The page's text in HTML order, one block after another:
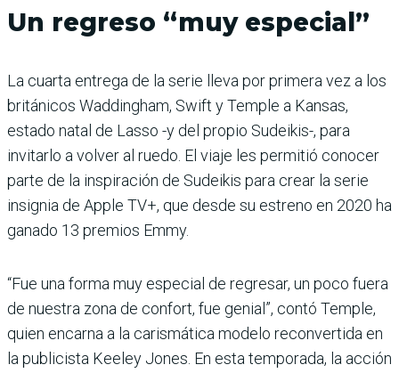
Un regreso “muy especial”
La cuarta entrega de la serie lleva por primera vez a los
británicos Waddingham, Swift y Temple a Kansas,
estado natal de Lasso -y del propio Sudeikis-, para
invitarlo a volver al ruedo. El viaje les permitió conocer
parte de la inspiración de Sudeikis para crear la serie
insignia de Apple TV+, que desde su estreno en 2020 ha
ganado 13 premios Emmy.
“Fue una forma muy especial de regresar, un poco fuera
de nuestra zona de confort, fue genial”, contó Temple,
quien encarna a la carismática modelo reconvertida en
la publicista Keeley Jones. En esta temporada, la acción